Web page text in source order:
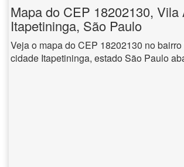
Mapa do CEP 18202130, Vila
Itapetininga, São Paulo
Veja o mapa do CEP 18202130 no
cidade Itapetininga, estado São Paulo